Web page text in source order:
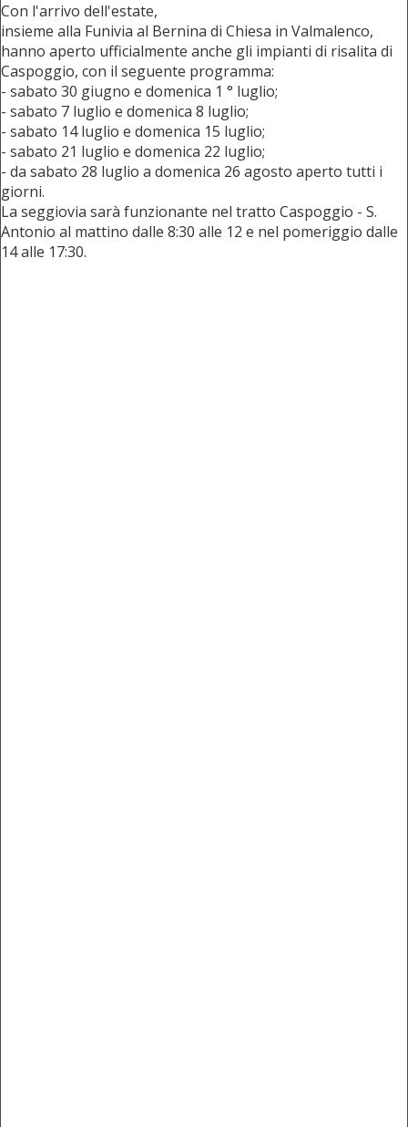
Con l'arrivo dell'estate,
insieme alla Funivia al Bernina di Chiesa in Valmalenco,
hanno aperto ufficialmente anche gli impianti di risalita di
Caspoggio, con il seguente programma:
- sabato 30 giugno e domenica 1 ° luglio;
- sabato 7 luglio e domenica 8 luglio;
- sabato 14 luglio e domenica 15 luglio;
- sabato 21 luglio e domenica 22 luglio;
- da sabato 28 luglio a domenica 26 agosto aperto tutti i
giorni.
La seggiovia sarà funzionante nel tratto Caspoggio - S.
Antonio al mattino dalle 8:30 alle 12 e nel pomeriggio dalle
14 alle 17:30.